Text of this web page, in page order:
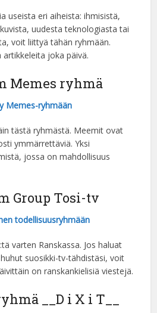
useista eri aiheista: ihmisistä,
uudesta teknologiasta tai
voit liittyä tähän ryhmään.
artikkeleita joka päivä.
Memes ryhmä
Memes-ryhmään
tästä ryhmästä. Meemit ovat
ymmärrettäviä. Yksi
jossa on mahdollisuus
Group Tosi-tv
todellisuusryhmään
varten Ranskassa. Jos haluat
suosikki-tv-tähdistäsi, voit
on ranskankielisiä viestejä.
__D i X i T__